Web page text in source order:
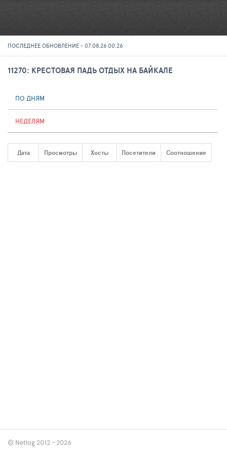
ПОСЛЕДНЕЕ ОБНОВЛЕНИЕ - 07.08.26 00:26
11270: КРЕСТОВАЯ ПАДЬ ОТДЫХ НА БАЙКАЛЕ
ПО ДНЯМ
НЕДЕЛЯМ
Дата Просмотры Хосты Посетители Соотношение
© Netlog 2012 - 2026